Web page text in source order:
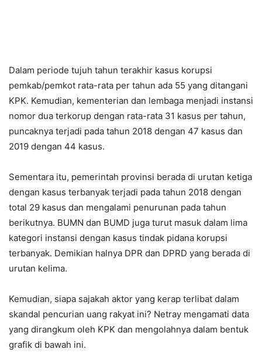
Dalam periode tujuh tahun terakhir kasus korupsi
pemkab/pemkot rata-rata per tahun ada 55 yang ditangani
KPK. Kemudian, kementerian dan lembaga menjadi instansi
nomor dua terkorup dengan rata-rata 31 kasus per tahun,
puncaknya terjadi pada tahun 2018 dengan 47 kasus dan
2019 dengan 44 kasus.
Sementara itu, pemerintah provinsi berada di urutan ketiga
dengan kasus terbanyak terjadi pada tahun 2018 dengan
total 29 kasus dan mengalami penurunan pada tahun
berikutnya. BUMN dan BUMD juga turut masuk dalam lima
kategori instansi dengan kasus tindak pidana korupsi
terbanyak. Demikian halnya DPR dan DPRD yang berada di
urutan kelima.
Kemudian, siapa sajakah aktor yang kerap terlibat dalam
skandal pencurian uang rakyat ini? Netray mengamati data
yang dirangkum oleh KPK dan mengolahnya dalam bentuk
grafik di bawah ini.